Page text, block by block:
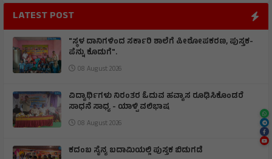
LATEST POST
"ಸ್ಥಳ ದಾನಿಗಳಿಂದ ಸರ್ಕಾರಿ ಶಾಲೆಗೆ ಪೀಠೋಪಕರಣ, ಪುಸ್ತಕ-
ಪೆನ್ನು ಕೊಡುಗೆ".
08 August 2026
ವಿದ್ಯಾರ್ಥಿಗಳು ನಿರಂತರ ಓದುವ ಹವ್ಯಾಸ ರೂಢಿಸಿಕೊಂಡರೆ
ಸಾಧನೆ ಸಾಧ್ಯ - ಯಾಳ್ಪಿ ವಲಿಭಾಷ
08 August 2026
ಕದಂಬ ಸೈನ್ಯ ಬದಾಮಿಯಲ್ಲಿ ಪುಸ್ತಕ ಬಿಡುಗಡೆ